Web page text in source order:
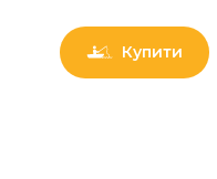
Купити